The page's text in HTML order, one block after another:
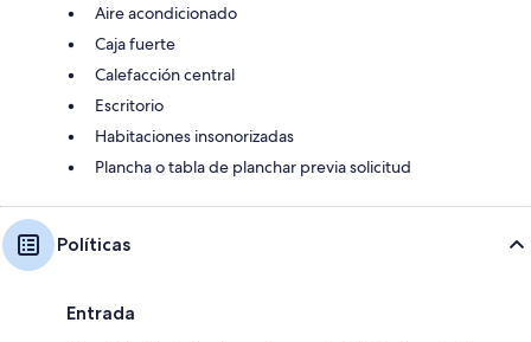
Aire acondicionado
Caja fuerte
Calefacción central
Escritorio
Habitaciones insonorizadas
Plancha o tabla de planchar previa solicitud
Políticas
Entrada